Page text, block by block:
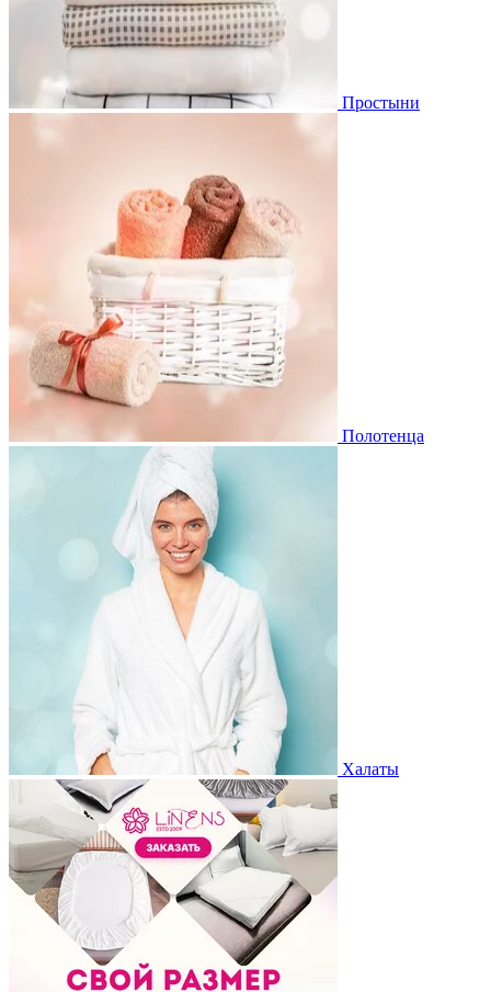
Простыни
Полотенца
Халаты